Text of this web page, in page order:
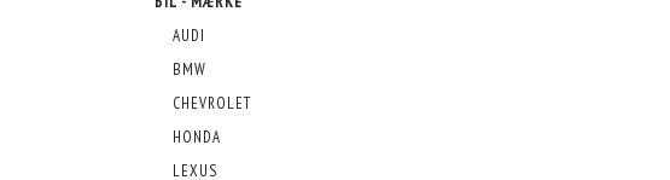
AUDI
BMW
CHEVROLET
HONDA
LEXUS